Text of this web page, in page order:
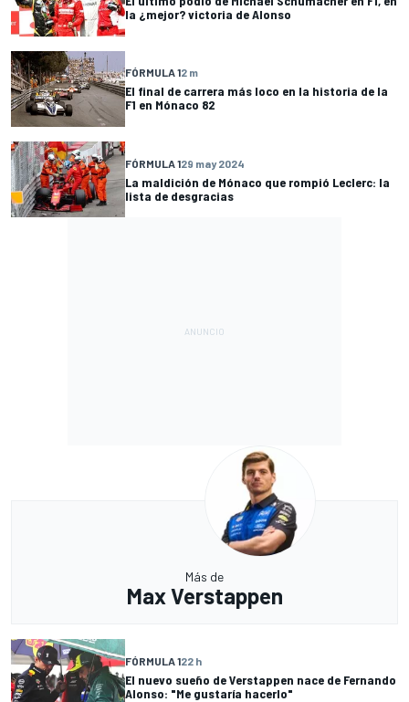
la ¿mejor? victoria de Alonso
FÓRMULA 12 m
El final de carrera más loco en la historia de la
F1 en Mónaco 82
FÓRMULA 129 may 2024
La maldición de Mónaco que rompió Leclerc: la
lista de desgracias
Más de
Max Verstappen
FÓRMULA 122 h
El nuevo sueño de Verstappen nace de Fernando
Alonso: "Me gustaría hacerlo"